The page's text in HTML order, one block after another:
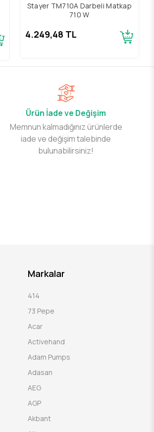
Stayer TM710A Darbeli Matkap
710 W
4.249,48 TL
Ürün İade ve Değişim
Memnun kalmadığınız ürünlerde
iade ve değişim talebinde
bulunabilirsiniz!
Markalar
414
73 Pepe
Acar
Activehand
Adam Pumps
Adasan
AEG
AGP
Akbant